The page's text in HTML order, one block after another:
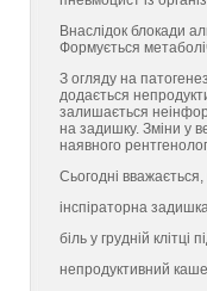
Внаслідок блокади
Формується
З огляду на
додається
залишається
на задишку. Зміни у
наявного
Сьогодні
інспіраторна
біль у грудній клітці
непродуктивний